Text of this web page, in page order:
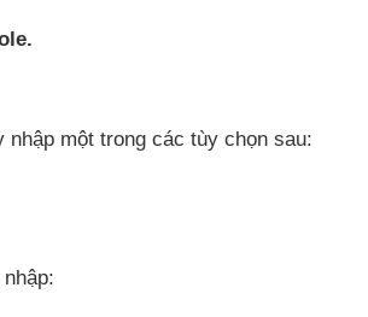
nhập một trong các tùy chọn sau: